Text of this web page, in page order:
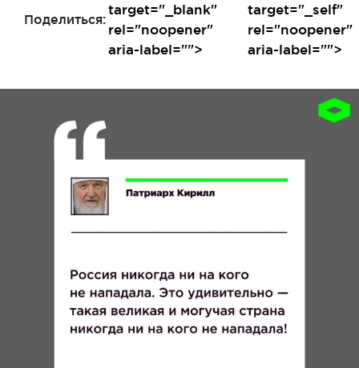
Поделиться:
target="_blank"
rel="noopener"
aria-label="">
target="_self"
rel="noopener"
aria-label="">